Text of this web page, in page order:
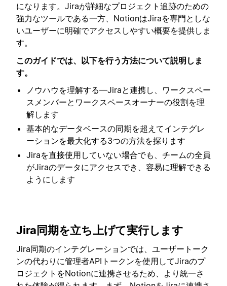
になります。Jiraが詳細なプロジェクト追跡のための
強力なツールである一方、NotionはJiraを専門としな
いユーザーに明確でアクセスしやすい概要を提供しま
す。
このガイドでは、以下を行う方法について説明しま
す。
ノウハウを理解する—Jiraと連携し、ワークスペー
スメンバーとワークスペースオーナーの役割を理
解します
基本的なデータベースの同期を超えてインテグレ
ーションを最大化する3つの方法を探ります
Jiraを直接使用していない場合でも、チームの全員
がJiraのデータにアクセスでき、容易に理解できる
ようにします
Jira同期を立ち上げて実行します
Jira同期のインテグレーションでは、ユーザートーク
ンの代わりに管理者APIトークンを使用してJiraのプ
ロジェクトをNotionに連携させるため、より統一さ